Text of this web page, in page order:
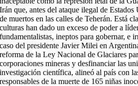
Irán que, antes del ataque ilegal de
de muertos en las calles de Teherán. Está
culturas han dado un exceso de poder a
fundamentalistas, ineptos para gobernar, e
caso del presidente Javier Milei en
reforma de la Ley Nacional de Glaciares
corporaciones mineras y desfinanciar las
investigación científica, alineó al país con
responsables de la muerte de 165 niñas